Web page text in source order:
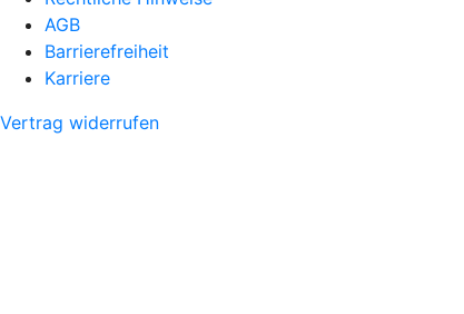
AGB
Barrierefreiheit
Karriere
Vertrag widerrufen